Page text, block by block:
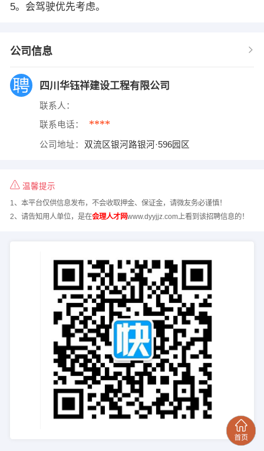
5。会驾驶优先考虑。
公司信息
四川华钰祥建设工程有限公司
联系人：
联系电话： ****
公司地址： 双流区银河路银河·596园区
温馨提示
1、本平台仅供信息发布，不会收取押金、保证金，请微友务必谨慎！
2、请告知用人单位，是在会理人才网www.dyyjjz.com上看到该招聘信息的！